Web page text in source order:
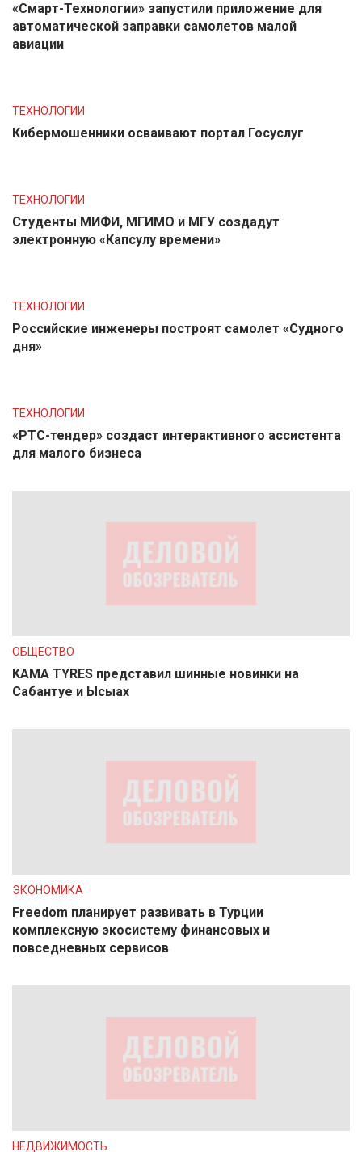
«Смарт-Технологии» запустили приложение для
автоматической заправки самолетов малой
авиации
ТЕХНОЛОГИИ
Кибермошенники осваивают портал Госуслуг
ТЕХНОЛОГИИ
Студенты МИФИ, МГИМО и МГУ создадут
электронную «Капсулу времени»
ТЕХНОЛОГИИ
Российские инженеры построят самолет «Судного
дня»
ТЕХНОЛОГИИ
«РТС-тендер» создаст интерактивного ассистента
для малого бизнеса
ОБЩЕСТВО
KAMA TYRES представил шинные новинки на
Сабантуе и Ысыах
ЭКОНОМИКА
Freedom планирует развивать в Турции
комплексную экосистему финансовых и
повседневных сервисов
НЕДВИЖИМОСТЬ